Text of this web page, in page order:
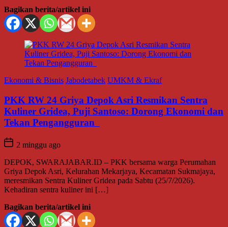
Bagikan berita/artikel ini
Ekonomi & Bisnis Jabodetabek UMKM & Ekraf
PKK RW 24 Griya Depok Asri Resmikan Sentra
Kuliner Gridea, Puji Santoso: Dorong Ekonomi dan
Tekan Pengangguran
2 minggu ago
DEPOK, SWARAJABAR.ID – PKK bersama warga Perumahan
Griya Depok Asri, Kelurahan Mekarjaya, Kecamatan Sukmajaya,
meresmikan Sentra Kuliner Gridea pada Sabtu (25/7/2026).
Kehadiran sentra kuliner ini […]
Bagikan berita/artikel ini